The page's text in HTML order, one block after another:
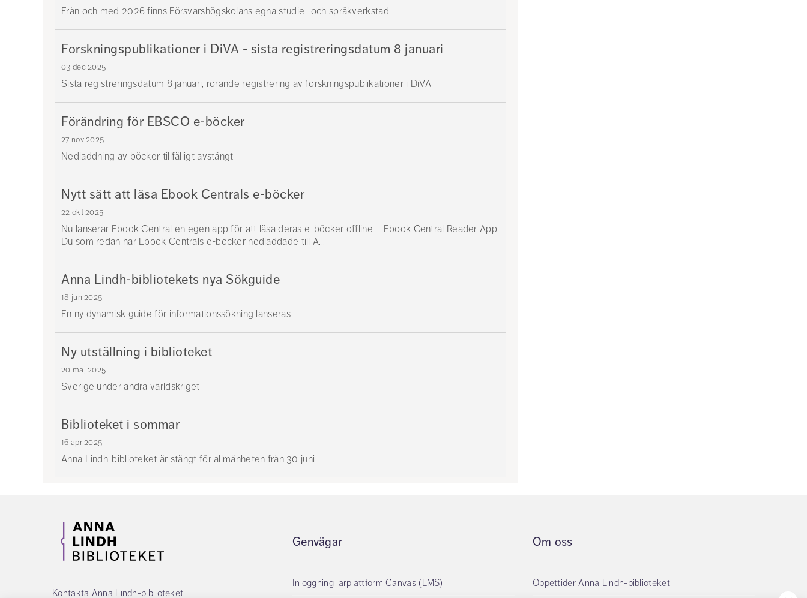
Från och med 2026 finns Försvarshögskolans egna studie- och språkverkstad.
Forskningspublikationer i DiVA - sista registreringsdatum 8 januari
03 dec 2025
Sista registreringsdatum 8 januari, rörande registrering av forskningspublikationer i DiVA
Förändring för EBSCO e-böcker
27 nov 2025
Nedladdning av böcker tillfälligt avstängt
Nytt sätt att läsa Ebook Centrals e-böcker
22 okt 2025
Nu lanserar Ebook Central en egen app för att läsa deras e-böcker offline – Ebook Central Reader App.
Du som redan har Ebook Centrals e-böcker nedladdade till A...
Anna Lindh-bibliotekets nya Sökguide
18 jun 2025
En ny dynamisk guide för informationssökning lanseras
Ny utställning i biblioteket
20 maj 2025
Sverige under andra världskriget
Biblioteket i sommar
16 apr 2025
Anna Lindh-biblioteket är stängt för allmänheten från 30 juni
Kontakta Anna Lindh-biblioteket
Genvägar
Inloggning lärplattform Canvas (LMS)
Om oss
Öppettider Anna Lindh-biblioteket